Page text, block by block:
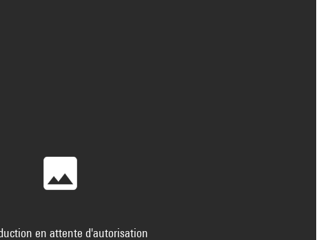
en attente d'autorisation